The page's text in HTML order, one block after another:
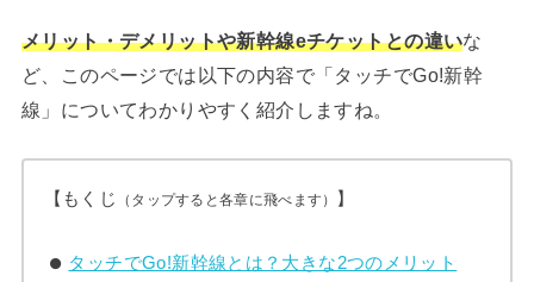
メリット・デメリットや新幹線eチケットとの違いな
ど、このページでは以下の内容で「タッチでGo!新幹
線」についてわかりやすく紹介しますね。
【もくじ （タップすると各章に飛べます） 】
タッチでGo!新幹線とは？大きな2つのメリット